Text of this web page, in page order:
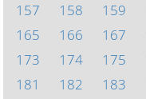
157
158 159
165
166 167
173
174 175
181
182 183